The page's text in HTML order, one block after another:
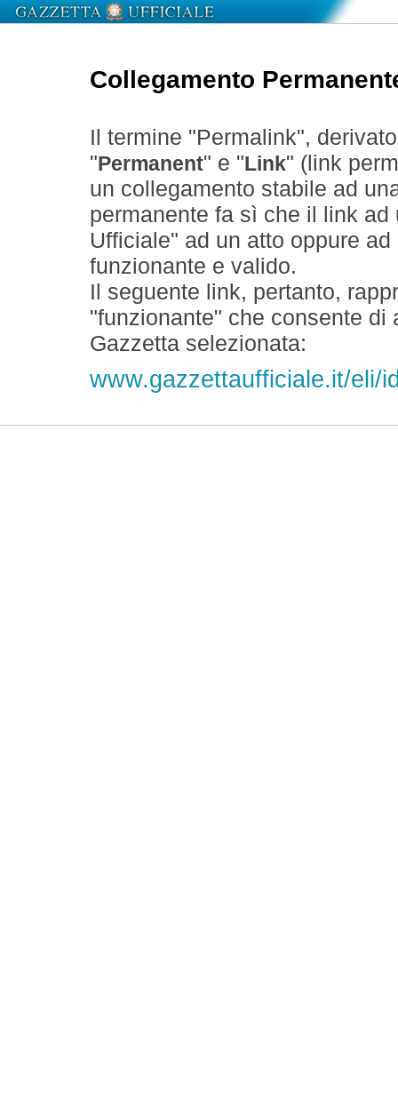
Collegamento
Il termine "Permalink",
" Permanent" e " Link" (link
un collegamento stabile ad
permanente fa sì che il link
Ufficiale" ad un atto oppure
funzionante e valido.
Il seguente link, pertanto,
"funzionante" che consente
Gazzetta selezionata:
www.gazzettaufficiale.it/eli/